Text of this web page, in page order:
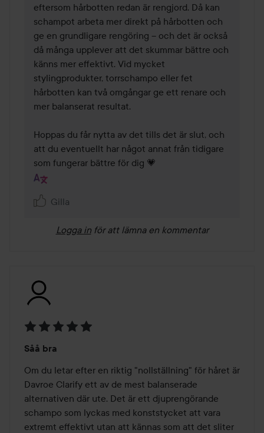
eftersom hårbotten redan är rengjord. Då kan
schampot arbeta mer direkt på hårbotten och
ge en grundligare rengöring – och det är också
då många upplever att det skummar bättre och
känns mer effektivt. Vid mycket
stylingprodukter, torrschampo eller fet
hårbotten kan två omgångar ge ett renare och
mer balanserat resultat.
Hoppas du får nytta av det tills det är slut, och
att du eventuellt har något annat från tidigare
som fungerar bättre för dig 💗
Gilla
Logga in för att lämna en kommentar
5
av
5
Såå bra
Om du letar efter en riktig "nollställning" för håret är
Davroe Clarify ett av de mest balanserade
alternativen där ute. Det är ett djuprengörande
schampo som lyckas med konststycket att vara
extremt effektivt utan att kännas som att det sliter